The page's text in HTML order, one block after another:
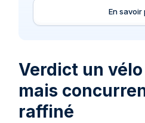
En savoir
Verdict un
mais
raffiné